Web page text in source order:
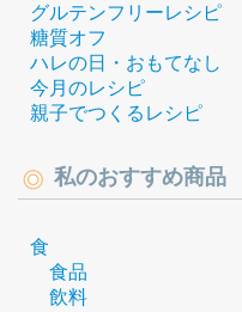
グルテンフリーレシピ
糖質オフ
ハレの日・おもてなし
今月のレシピ
親子でつくるレシピ
私のおすすめ商品
食
食品
飲料